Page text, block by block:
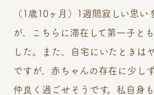
（1歳10ヶ月）1週間寂しい思い
が、こちらに滞在して第一子と
した。また、自宅にいたときは
ですが、赤ちゃんの存在に少し
仲良く過ごせそうです。私自身